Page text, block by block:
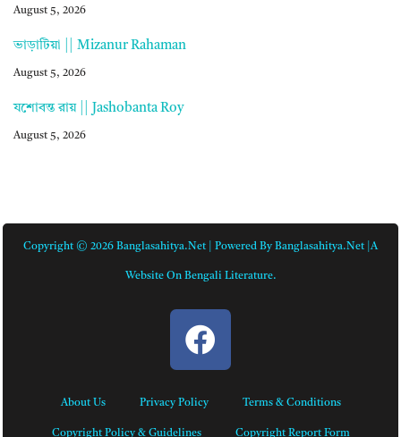
August 5, 2026
ভাড়াটিয়া || Mizanur Rahaman
August 5, 2026
যশোবন্ত রায় || Jashobanta Roy
August 5, 2026
Copyright © 2026 Banglasahitya.net | Powered By Banglasahitya.net |A
Website On Bengali Literature.
About Us Privacy Policy Terms & Conditions
Copyright Policy & Guidelines Copyright Report Form